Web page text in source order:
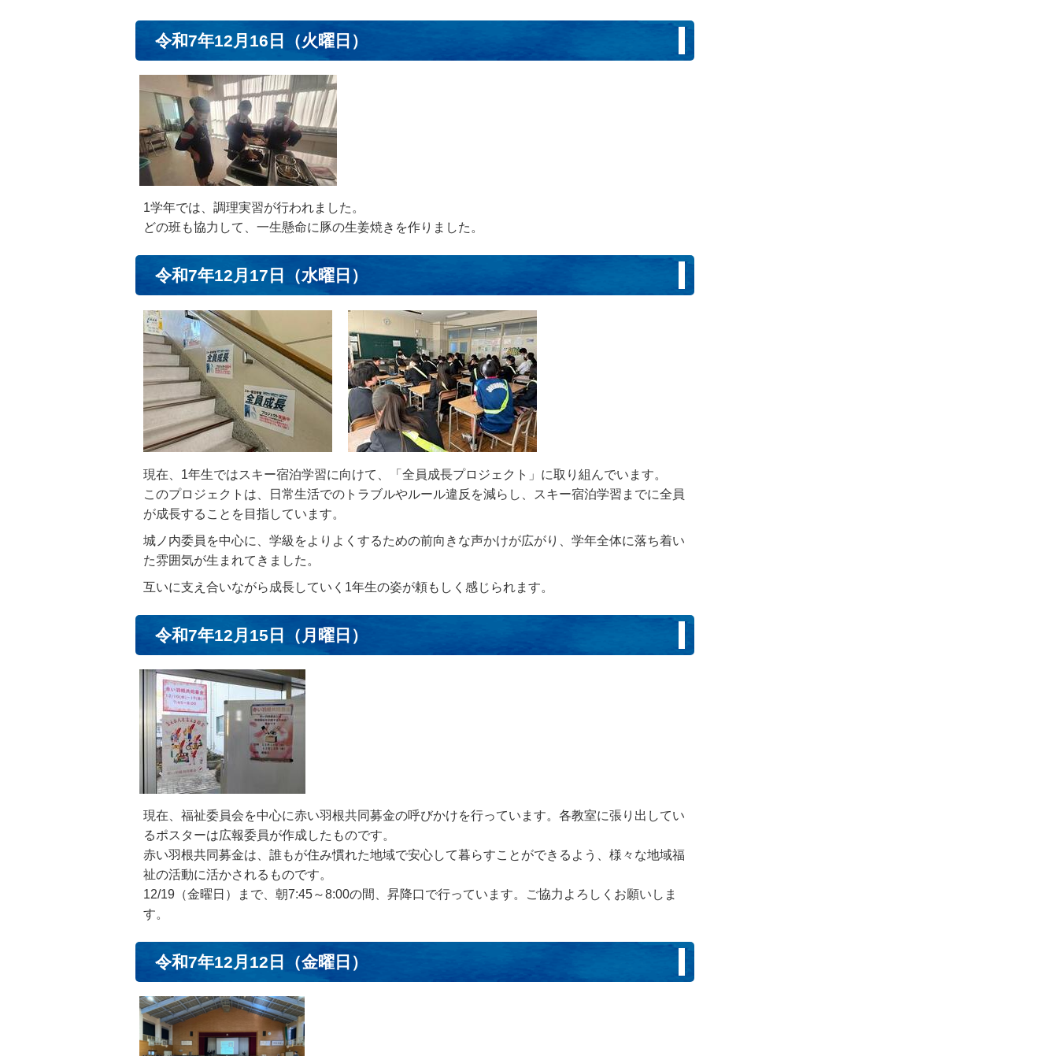
令和7年12月16日（火曜日）
1学年では、調理実習が行われました。
どの班も協力して、一生懸命に豚の生姜焼きを作りました。
令和7年12月17日（水曜日）
現在、1年生ではスキー宿泊学習に向けて、「全員成長プロジェクト」に取り組んでいます。
このプロジェクトは、日常生活でのトラブルやルール違反を減らし、スキー宿泊学習までに全員
が成長することを目指しています。
城ノ内委員を中心に、学級をよりよくするための前向きな声かけが広がり、学年全体に落ち着い
た雰囲気が生まれてきました。
互いに支え合いながら成長していく1年生の姿が頼もしく感じられます。
令和7年12月15日（月曜日）
現在、福祉委員会を中心に赤い羽根共同募金の呼びかけを行っています。各教室に張り出してい
るポスターは広報委員が作成したものです。
赤い羽根共同募金は、誰もが住み慣れた地域で安心して暮らすことができるよう、様々な地域福
祉の活動に活かされるものです。
12/19（金曜日）まで、朝7:45～8:00の間、昇降口で行っています。ご協力よろしくお願いしま
す。
令和7年12月12日（金曜日）